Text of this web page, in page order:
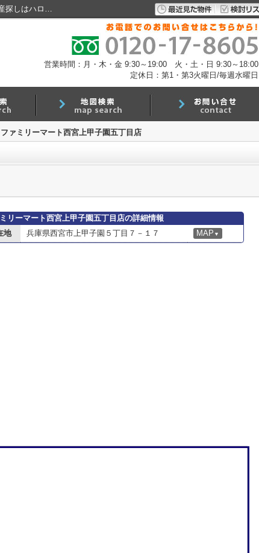
ファミリーマート西宮上甲子園五丁目店情報ページ｜西宮・甲子園・鳴尾エリアの不動産探しはハローハウジング
営業時間：月・木・金 9:30～19:00 火・土・日 9:30～18:00
定休日：第1・第3火曜日/毎週水曜日
ファミリーマート西宮上甲子園五丁目店
リーマート西宮上甲子園五丁目店の詳細情報
地
兵庫県西宮市上甲子園５丁目７－１７ MAP ▼